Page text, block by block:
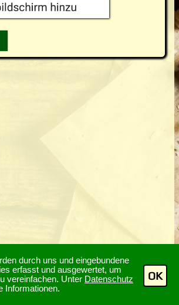
durch uns und eingebundene
erfasst und ausgewertet, um
vereinfachen. Unter Datenschutz
Informationen.
OK